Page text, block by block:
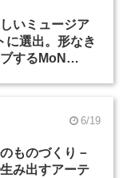
いミュージア
に選出。形なき
するMoN
6/19
ものづくり－
み出すアーテ